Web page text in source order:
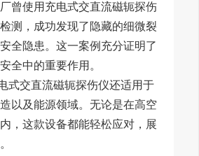
曾使用充电式交直流磁轭探伤
测，成功发现了隐藏的细微裂
全隐患。这一案例充分证明了
全中的重要作用。
式交直流磁轭探伤仪还适用于
以及能源领域。无论是在高空
，这款设备都能轻松应对，展